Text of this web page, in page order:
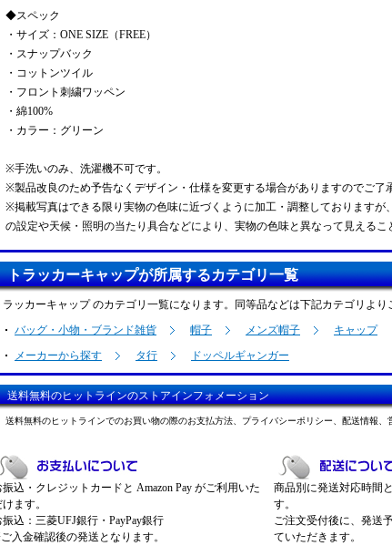
◆スペック
・サイズ：ONE SIZE（FREE）
・スナップバック
・コットンツイル
・フロント刺繍ワッペン
・綿100%
・カラー：グリーン
※手洗いのみ、洗濯機不可です。
※製品改良のため予告なくデザイン・仕様を変更する場合がありますのでご了
※掲載写真はできる限り実物の色味に近づくように加工・調整しておりますが
の設定や天候・照明の当たり具合などにより、実物の色味と異なって見えるこ
トラッカーキャップが所属するカテゴリ一覧
ラッカーキャップ のカテゴリ一覧になります。同等品などは下記カテゴリより
バッグ・小物・ブランド雑貨
帽子 メンズ帽子
キャップ
メーカーから探す
タ行 ドッペルギャンガー
送料無料のヒットラインのストアインフォメーション
送料無料のヒットラインでのお買い物の際のお支払方法、プライバシーポリシー、配送情報、
振込・クレジットカードと Amazon Pay がご利用いた
ます。
振込：三菱UFJ銀行・PayPay銀行
入金確認後の発送となります。
商品別に発送対応時間
す。
ご注文受付後に、発送
ていただきます。